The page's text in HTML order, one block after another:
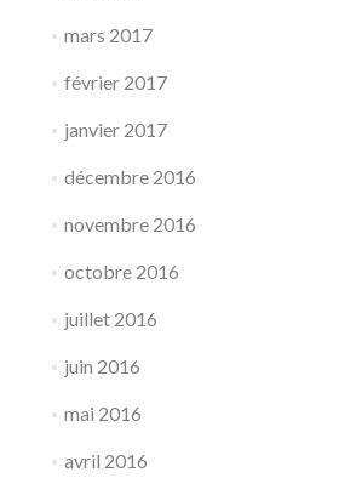
mars 2017
février 2017
janvier 2017
décembre 2016
novembre 2016
octobre 2016
juillet 2016
juin 2016
mai 2016
avril 2016